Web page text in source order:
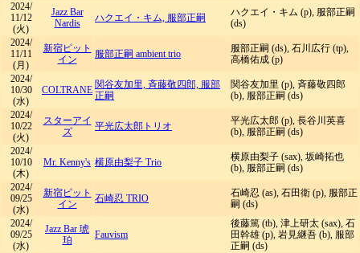
2024/
11/12
(火)
Jazz Bar
Nardis
ハクエイ・キム, 服部正嗣
ハクエイ・キム (p), 服部正嗣
(ds)
2024/
11/11
(月)
新宿ピット
イン
服部正嗣 ambient trio
服部正嗣 (ds), 石川広行 (tp),
高橋佑成 (p)
2024/
10/30
(水)
COLTRANE 関谷友加里, 斉藤敬四郎, 服部
正嗣
関谷友加里 (p), 斉藤敬四郎
(b), 服部正嗣 (ds)
2024/
10/22
(火)
スターアイ
ズ
平光広太郎トリオ
平光広太郎 (p), 長谷川英喜
(b), 服部正嗣 (ds)
2024/
10/10
(木)
Mr. Kenny's 横原由梨子 Trio
横原由梨子 (sax), 坂崎拓也
(b), 服部正嗣 (ds)
2024/
09/25
(水)
新宿ピット
イン
石崎忍 TRIO
石崎忍 (as), 石田衛 (p), 服部正
嗣 (ds)
2024/
09/25
(水)
Jazz Bar 琥
珀
Fauvism
後藤篤 (tb), 津上研太 (sax), 石
田幹雄 (p), 岩見継吾 (b), 服部
正嗣 (ds)